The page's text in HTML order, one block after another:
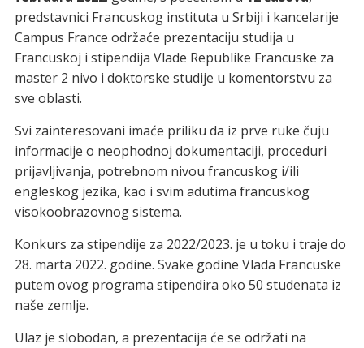
predstavnici Francuskog instituta u Srbiji i kancelarije
Campus France održaće prezentaciju studija u
Francuskoj i stipendija Vlade Republike Francuske za
master 2 nivo i doktorske studije u komentorstvu za
sve oblasti.
Svi zainteresovani imaće priliku da iz prve ruke čuju
informacije o neophodnoj dokumentaciji, proceduri
prijavljivanja, potrebnom nivou francuskog i/ili
engleskog jezika, kao i svim adutima francuskog
visokoobrazovnog sistema.
Konkurs za stipendije za 2022/2023. je u toku i traje do
28. marta 2022. godine. Svake godine Vlada Francuske
putem ovog programa stipendira oko 50 studenata iz
naše zemlje.
Ulaz je slobodan, a prezentacija će se održati na